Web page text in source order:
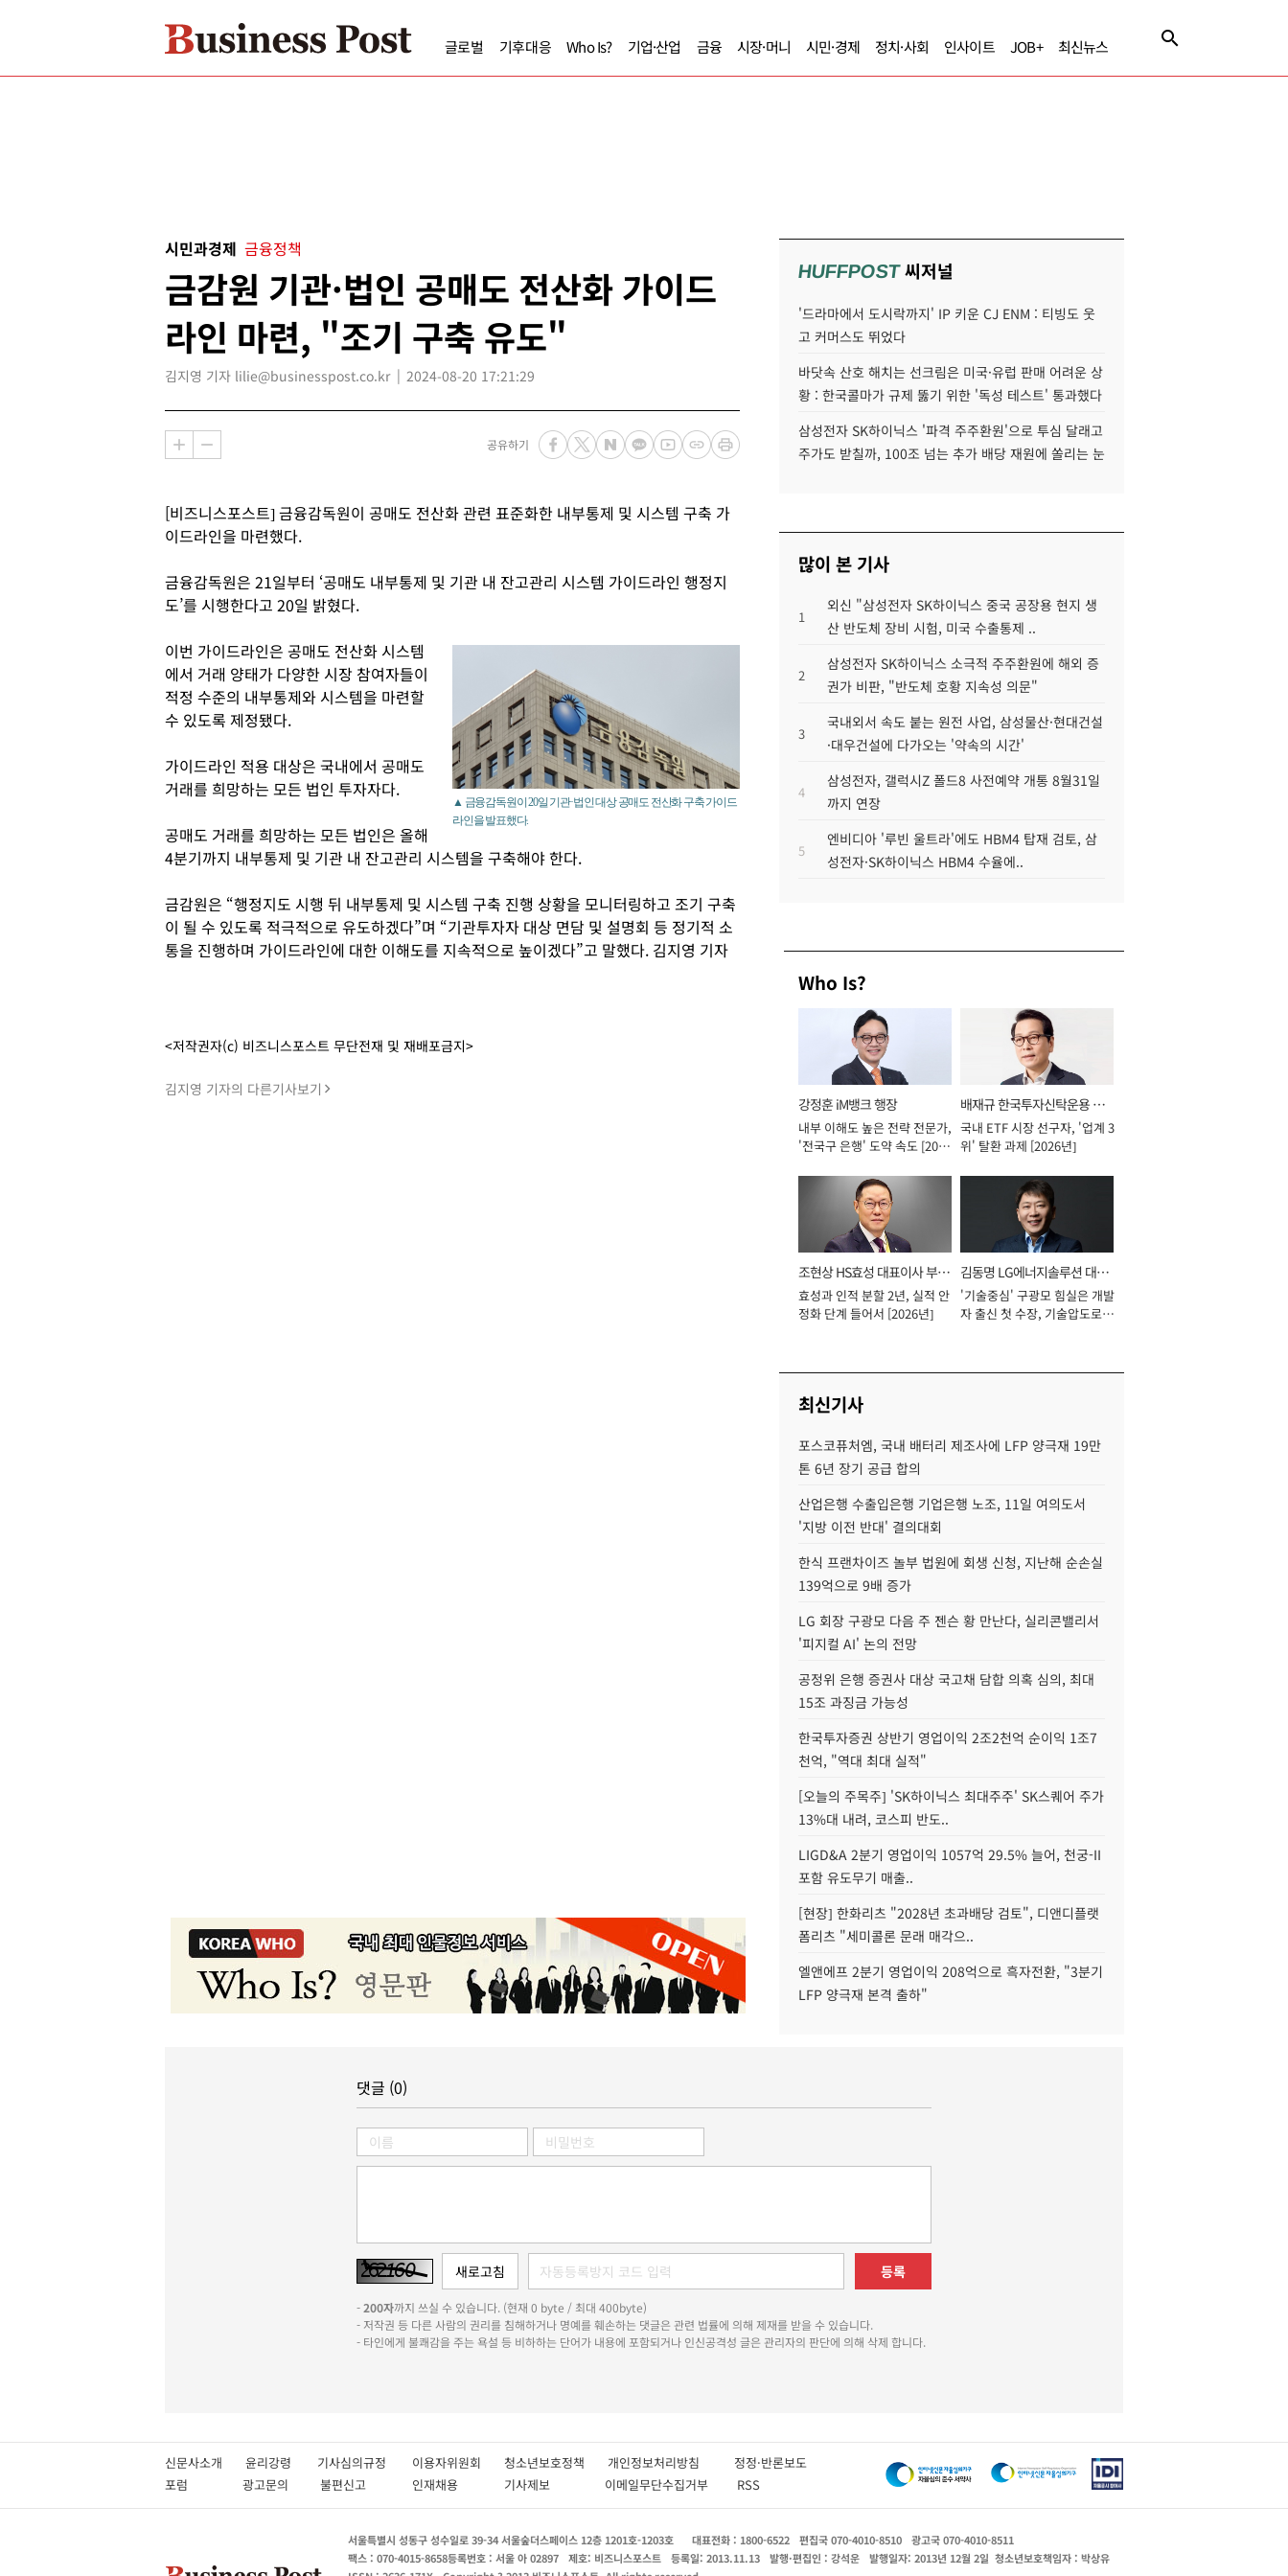
글로벌 기후대응 Who Is? 기업·산업 금융 시장·머니 시민·경제 정치·사회 인사이트 JOB+ 최신뉴스
시민과경제 금융정책
금감원 기관·법인 공매도 전산화 가이드
라인 마련, "조기 구축 유도"
김지영 기자 lilie@businesspost.co.kr 2024-08-20 17:21:29
공유하기
[비즈니스포스트] 금융감독원이 공매도 전산화 관련 표준화한 내부통제 및 시스템 구축 가
이드라인을 마련했다.
금융감독원은 21일부터 ‘공매도 내부통제 및 기관 내 잔고관리 시스템 가이드라인 행정지
도’를 시행한다고 20일 밝혔다.
▲ 금융감독원이 20일 기관·법인 대상 공매도 전산화 구축 가이드
라인을 발표했다.
이번 가이드라인은 공매도 전산화 시스템
에서 거래 양태가 다양한 시장 참여자들이
적정 수준의 내부통제와 시스템을 마련할
수 있도록 제정됐다.
가이드라인 적용 대상은 국내에서 공매도
거래를 희망하는 모든 법인 투자자다.
공매도 거래를 희망하는 모든 법인은 올해
4분기까지 내부통제 및 기관 내 잔고관리 시스템을 구축해야 한다.
금감원은 “행정지도 시행 뒤 내부통제 및 시스템 구축 진행 상황을 모니터링하고 조기 구축
이 될 수 있도록 적극적으로 유도하겠다”며 “기관투자자 대상 면담 및 설명회 등 정기적 소
통을 진행하며 가이드라인에 대한 이해도를 지속적으로 높이겠다”고 말했다. 김지영 기자
<저작권자(c) 비즈니스포스트 무단전재 및 재배포금지>
김지영 기자의 다른기사보기
HUFFPOST씨저널
'드라마에서 도시락까지' IP 키운 CJ ENM : 티빙도 웃
고 커머스도 뛰었다
바닷속 산호 해치는 선크림은 미국·유럽 판매 어려운 상
황 : 한국콜마가 규제 뚫기 위한 '독성 테스트' 통과했다
삼성전자 SK하이닉스 '파격 주주환원'으로 투심 달래고
주가도 받칠까, 100조 넘는 추가 배당 재원에 쏠리는 눈
많이 본 기사
1
외신 "삼성전자 SK하이닉스 중국 공장용 현지 생
산 반도체 장비 시험, 미국 수출통제 ..
2
삼성전자 SK하이닉스 소극적 주주환원에 해외 증
권가 비판, "반도체 호황 지속성 의문"
3
국내외서 속도 붙는 원전 사업, 삼성물산·현대건설
·대우건설에 다가오는 '약속의 시간'
4
삼성전자, 갤럭시Z 폴드8 사전예약 개통 8월31일
까지 연장
5
엔비디아 '루빈 울트라'에도 HBM4 탑재 검토, 삼
성전자·SK하이닉스 HBM4 수율에..
Who Is?
강정훈 iM뱅크 행장
내부 이해도 높은 전략 전문가,
'전국구 은행' 도약 속도 [2026
배재규 한국투자신탁운용 대
표이사 사장
국내 ETF 시장 선구자, '업계 3
위' 탈환 과제 [2026년]
조현상 HS효성 대표이사 부회
장
효성과 인적 분할 2년, 실적 안
정화 단계 들어서 [2026년]
김동명 LG에너지솔루션 대표
이사 사장
'기술중심' 구광모 힘실은 개발
자 출신 첫 수장, 기술압도로
최신기사
포스코퓨처엠, 국내 배터리 제조사에 LFP 양극재 19만
톤 6년 장기 공급 합의
산업은행 수출입은행 기업은행 노조, 11일 여의도서
'지방 이전 반대' 결의대회
한식 프랜차이즈 놀부 법원에 회생 신청, 지난해 순손실
139억으로 9배 증가
LG 회장 구광모 다음 주 젠슨 황 만난다, 실리콘밸리서
'피지컬 AI' 논의 전망
공정위 은행 증권사 대상 국고채 담합 의혹 심의, 최대
15조 과징금 가능성
한국투자증권 상반기 영업이익 2조2천억 순이익 1조7
천억, "역대 최대 실적"
[오늘의 주목주] 'SK하이닉스 최대주주' SK스퀘어 주가
13%대 내려, 코스피 반도..
LIGD&A 2분기 영업이익 1057억 29.5% 늘어, 천궁-II
포함 유도무기 매출..
[현장] 한화리츠 "2028년 초과배당 검토", 디앤디플랫
폼리츠 "세미콜론 문래 매각으..
엘앤에프 2분기 영업이익 208억으로 흑자전환, "3분기
LFP 양극재 본격 출하"
댓글 (0)
등록
-200자까지 쓰실 수 있습니다. (현재 0 byte / 최대 400byte)
- 저작권 등 다른 사람의 권리를 침해하거나 명예를 훼손하는 댓글은 관련 법률에 의해 제재를 받을 수 있습니다.
- 타인에게 불쾌감을 주는 욕설 등 비하하는 단어가 내용에 포함되거나 인신공격성 글은 관리자의 판단에 의해 삭제 합니다.
신문사소개 윤리강령 기사심의규정 이용자위원회 청소년보호정책 개인정보처리방침 정정·반론보도
포럼
광고문의 불편신고 인재채용 기사제보 이메일무단수집거부 RSS
서울특별시 성동구 성수일로 39-34 서울숲더스페이스 12층 1201호-1203호 대표전화 : 1800-6522 편집국 070-4010-8510
광고국 070-4010-8511
팩스 : 070-4015-8658등록번호 : 서울 아 02897 제호: 비즈니스포스트 등록일: 2013.11.13 발행·편집인 : 강석운 발행일자: 2013년 12월 2일 청소년보호책임자 : 박상유